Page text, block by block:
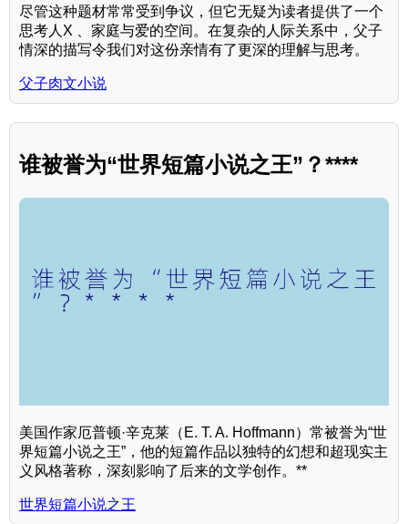
尽管这种题材常常受到争议，但它无疑为读者提供了一个
思考人X 、家庭与爱的空间。在复杂的人际关系中，父子
情深的描写令我们对这份亲情有了更深的理解与思考。
父子肉文小说
谁被誉为“世界短篇小说之王”？****
美国作家厄普顿·辛克莱（E. T. A. Hoffmann）常被誉为“世
界短篇小说之王”，他的短篇作品以独特的幻想和超现实主
义风格著称，深刻影响了后来的文学创作。**
世界短篇小说之王